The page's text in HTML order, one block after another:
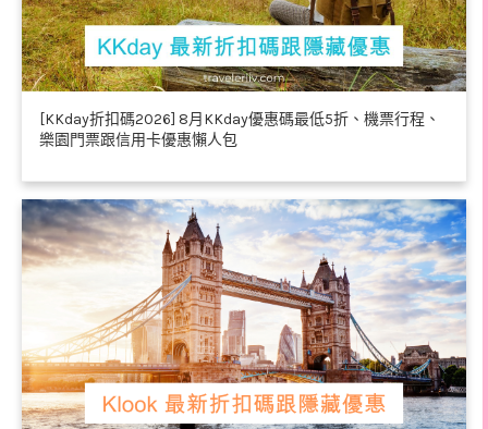
[KKday折扣碼2026] 8月KKday優惠碼最低5折、機票行程、
樂園門票跟信用卡優惠懶人包